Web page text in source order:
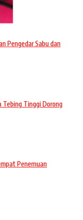
Pengedar Sabu dan
Tebing Tinggi Dorong
Penemuan